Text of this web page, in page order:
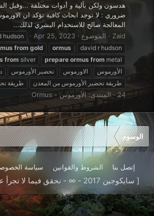
هدسون ولكن بألية و أدوات مختلفة ...وقبل
ضروري : لا توجد ابحاث كافية تؤكد ان
المعالجة صالح للاستخدام البشري لذلك...
Zaid
الموضوع Apr 25, 2023
hudson
david r hudson
ormus
from gold
prepare ormus from metal
from silver
الأورموس
الاورموس تحضير الأورموس
طريقة تحضير الأورموس من المعدن
طريقة
24
المنتدى:الأورموس - Ormus
الوسوم
إتصل بنا الشروط والقوانين سياسة
[ سايكوجين 2017 - ∞ - نحقق فيما لا تجرأ على التفكير به